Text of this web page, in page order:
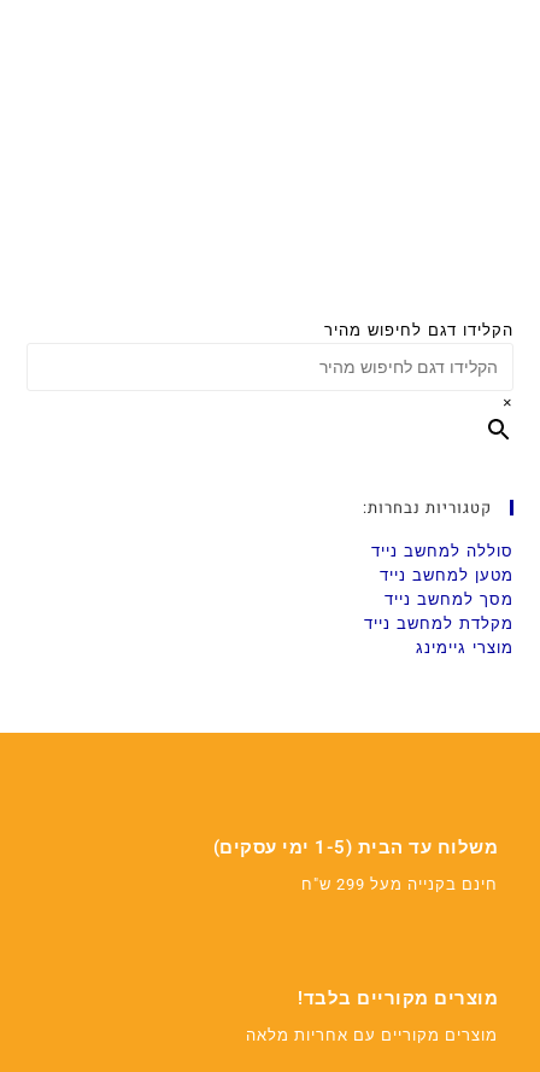
הקלידו דגם לחיפוש מהיר
×
קטגוריות נבחרות:
סוללה למחשב נייד
מטען למחשב נייד
מסך למחשב נייד
מקלדת למחשב נייד
מוצרי גיימינג
משלוח עד הבית (1-5 ימי עסקים)
חינם בקנייה מעל 299 ש"ח
מוצרים מקוריים בלבד!
מוצרים מקוריים עם אחריות מלאה